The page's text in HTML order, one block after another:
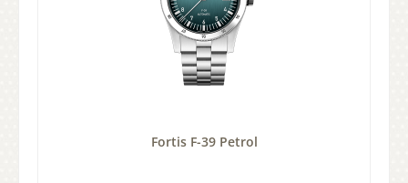
Fortis F-39 Petrol